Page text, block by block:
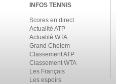
INFOS TENNIS
Scores en direct
Actualité ATP
Actualité WTA
Grand Chelem
Classement ATP
Classement WTA
Les Français
Les espoirs